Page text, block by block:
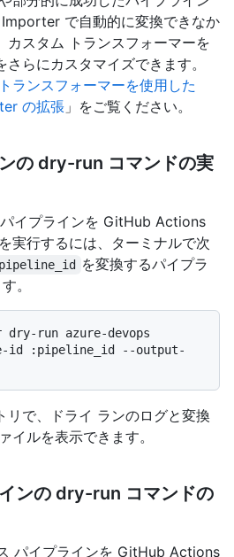
で自動的に変換できなか
カスタム トランスフォーマーを
らにカスタマイズできます。
ランスフォーマーを使用した
の拡張 」をご覧ください。
の dry-run コマンドの実
イプラインを GitHub Actions
実行するには、ターミナルで次
pipeline_id
を変換するパイプラ
。
run azure-devops
id :pipeline_id --output-
リで、ドライ ランのログと変換
イルを表示できます。
ンの dry-run コマンドの
パイプラインを GitHub Actions